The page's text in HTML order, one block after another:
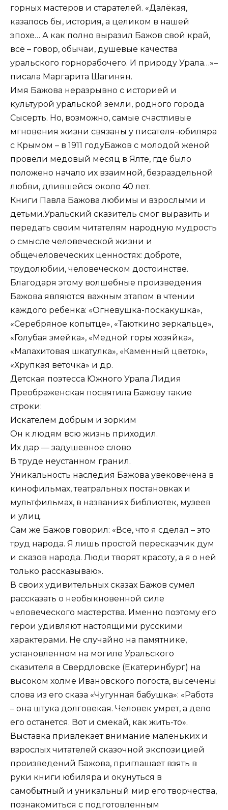
горных мастеров и старателей. «Далёкая,
казалось бы, история, а целиком в нашей
эпохе… А как полно выразил Бажов свой край,
всё – говор, обычаи, душевые качества
уральского горнорабочего. И природу Урала…»–
писала Маргарита Шагинян.
Имя Бажова неразрывно с историей и
культурой уральской земли, родного города
Сысерть. Но, возможно, самые счастливые
мгновения жизни связаны у писателя-юбиляра
с Крымом – в 1911 годуБажов с молодой женой
провели медовый месяц в Ялте, где было
положено начало их взаимной, безраздельной
любви, длившейся около 40 лет.
Книги Павла Бажова любимы и взрослыми и
детьми.Уральский сказитель смог выразить и
передать своим читателям народную мудрость
о смысле человеческой жизни и
общечеловеческих ценностях: доброте,
трудолюбии, человеческом достоинстве.
Благодаря этому волшебные произведения
Бажова являются важным этапом в чтении
каждого ребенка: «Огневушка-поскакушка»,
«Серебряное копытце», «Таюткино зеркальце»,
«Голубая змейка», «Медной горы хозяйка»,
«Малахитовая шкатулка», «Каменный цветок»,
«Хрупкая веточка» и др.
Детская поэтесса Южного Урала Лидия
Преображенская посвятила Бажову такие
строки:
Искателем добрым и зорким
Он к людям всю жизнь приходил.
Их дар — задушевное слово
В труде неустанном гранил.
Уникальность наследия Бажова увековечена в
кинофильмах, театральных постановках и
мультфильмах, в названиях библиотек, музеев
и улиц.
Сам же Бажов говорил: «Все, что я сделал – это
труд народа. Я лишь простой пересказчик дум
и сказов народа. Люди творят красоту, а я о ней
только рассказываю».
В своих удивительных сказах Бажов сумел
рассказать о необыкновенной силе
человеческого мастерства. Именно поэтому его
герои удивляют настоящими русскими
характерами. Не случайно на памятнике,
установленном на могиле Уральского
сказителя в Свердловске (Екатеринбург) на
высоком холме Ивановского погоста, высечены
слова из его сказа «Чугунная бабушка»: «Работа
– она штука долговекая. Человек умрет, а дело
его останется. Вот и смекай, как жить-то».
Выставка привлекает внимание маленьких и
взрослых читателей сказочной экспозицией
произведений Бажова, приглашает взять в
руки книги юбиляра и окунуться в
самобытный и уникальный мир его творчества,
познакомиться с подготовленным